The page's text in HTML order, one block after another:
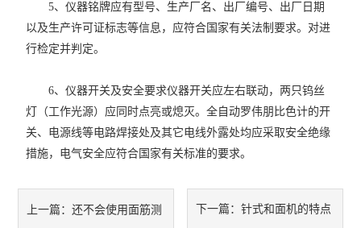
5、仪器铭牌应有型号、生产厂名、出厂编号、出厂日期
以及生产许可证标志等信息，应符合国家有关法制要求。对进
行检定并判定。
6、仪器开关及安全要求仪器开关应左右联动，两只钨丝
灯（工作光源）应同时点亮或熄灭。全自动罗伟朋比色计的开
关、电源线等电路焊接处及其它电线外露处均应采取安全绝缘
措施，电气安全应符合国家有关标准的要求。
上一篇：还不会使用面筋测 下一篇： 针式和面机的特点